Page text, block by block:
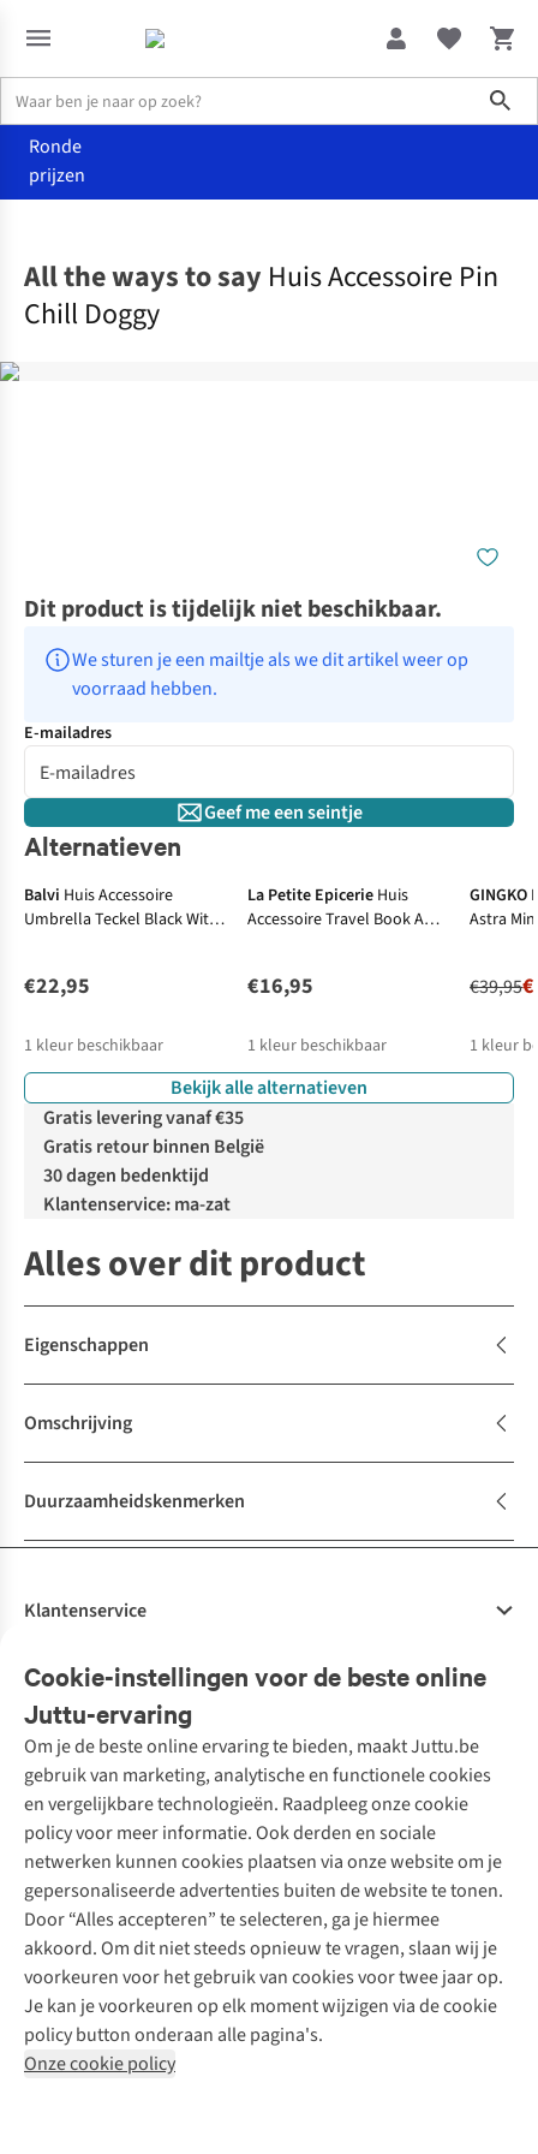
Ronde
prijzen
All the ways to say Huis Accessoire Pin
Chill Doggy
Dit product is tijdelijk niet beschikbaar.
We sturen je een mailtje als we dit artikel weer op
voorraad hebben.
E-mailadres
Geef me een seintje
Alternatieven
Balvi Huis Accessoire
Umbrella Teckel Black With
€22,95
1 kleur beschikbaar
La Petite Epicerie Huis
Accessoire Travel Book A
€16,95
1 kleur beschikbaar
GINGKO
Astra
€39,95
1 kleur
Bekijk alle alternatieven
Gratis levering vanaf €35
Gratis retour binnen België
30 dagen bedenktijd
Klantenservice: ma-zat
Alles over dit product
Eigenschappen
Omschrijving
Duurzaamheidskenmerken
Cookie-instellingen voor de beste online
Juttu-ervaring
Om je de beste online ervaring te bieden, maakt Juttu.be
gebruik van marketing, analytische en functionele cookies
en vergelijkbare technologieën. Raadpleeg onze cookie
policy voor meer informatie. Ook derden en sociale
netwerken kunnen cookies plaatsen via onze website om je
gepersonaliseerde advertenties buiten de website te tonen.
Door “Alles accepteren” te selecteren, ga je hiermee
akkoord. Om dit niet steeds opnieuw te vragen, slaan wij je
voorkeuren voor het gebruik van cookies voor twee jaar op.
Je kan je voorkeuren op elk moment wijzigen via de cookie
policy button onderaan alle pagina's.
Onze cookie policy
Klantenservice
Bestellen
Betalen
10% studentenkorting
Klarna - achteraf betalen
Levering
Retourneren
Bestelling herroepen
Garantie
Contact
Onze diensten
Tweedehands - ReJUsed
Kledingatelier
Personal shopping
Textielbox
Events / workshops
Juttu
Over ons
Juttu Friends
Inspiratie
Werken bij Juttu
Onze winkels
De wereld van Juttu
Verantwoord ondernemen
Toegankelijkheidsverklaring
Merken
Nathalie Vleeschouwer
Selected dames
HKLiving
Dickies
Sessùn
Strom
O My Bag
Revolution
Meld je aan voor de nieuwsbrief
Follow us